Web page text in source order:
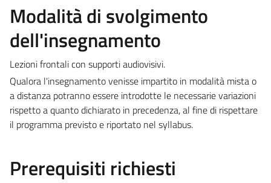
Modalità di svolgimento
dell'insegnamento
Lezioni frontali con supporti audiovisivi.
Qualora l'insegnamento venisse impartito in modalità mista o
a distanza potranno essere introdotte le necessarie variazioni
rispetto a quanto dichiarato in precedenza, al fine di rispettare
il programma previsto e riportato nel syllabus.
Prerequisiti richiesti